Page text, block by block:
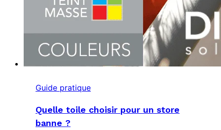
Guide pratique
Quelle toile choisir pour un store
banne ?